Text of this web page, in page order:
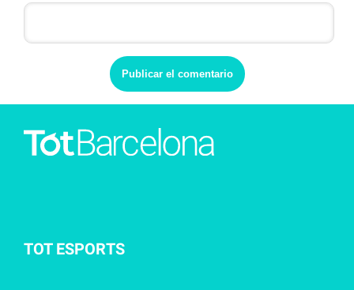
TOT ESPORTS